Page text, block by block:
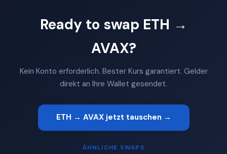
Ready to swap ETH →
AVAX?
Kein Konto erforderlich. Bester Kurs garantiert. Gelder
direkt an Ihre Wallet gesendet.
ETH → AVAX jetzt tauschen →
ÄHNLICHE SWAPS